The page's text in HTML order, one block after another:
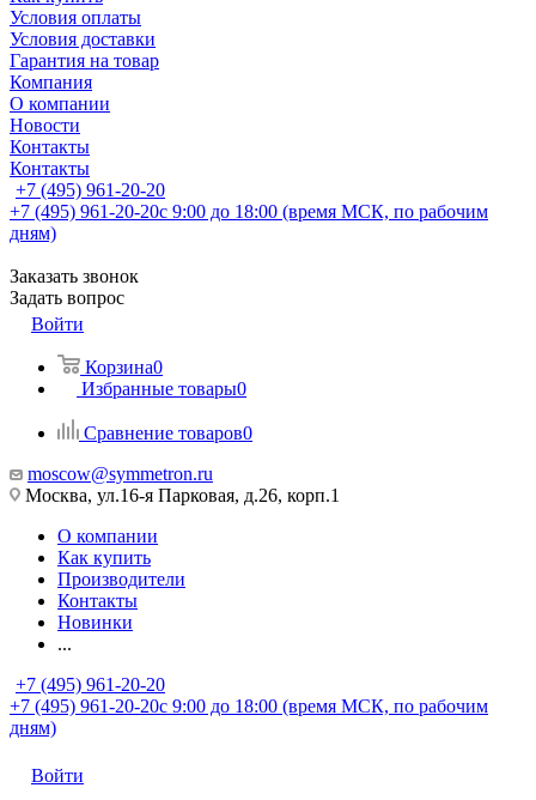
Условия оплаты
Условия доставки
Гарантия на товар
Компания
О компании
Новости
Контакты
Контакты
+7 (495) 961-20-20
+7 (495) 961-20-20с 9:00 до 18:00 (время МСК, по рабочим
дням)
Заказать звонок
Задать вопрос
Войти
Корзина0
Избранные товары0
Сравнение товаров0
moscow@symmetron.ru
Москва, ул.16-я Парковая, д.26, корп.1
О компании
Как купить
Производители
Контакты
Новинки
...
+7 (495) 961-20-20
+7 (495) 961-20-20с 9:00 до 18:00 (время МСК, по рабочим
дням)
Войти